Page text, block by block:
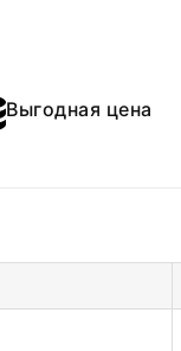
Выгодная цена